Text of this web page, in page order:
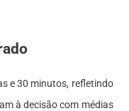
e 30 minutos, refletindo
à decisão com médias